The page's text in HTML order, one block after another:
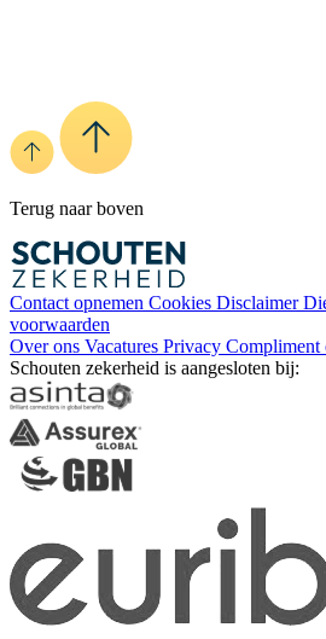
Terug naar boven
Contact opnemen Cookies Disclaimer
voorwaarden
Over ons Vacatures Privacy Compliment
Schouten zekerheid is aangesloten bij: